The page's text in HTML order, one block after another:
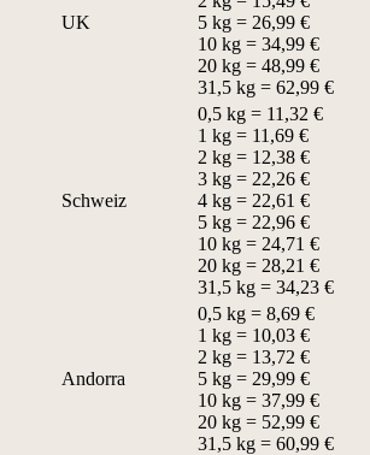
UK
5 kg = 26,99 €
10 kg = 34,99 €
20 kg = 48,99 €
31,5 kg = 62,99 €
Schweiz
0,5 kg = 11,32 €
1 kg = 11,69 €
2 kg = 12,38 €
3 kg = 22,26 €
4 kg = 22,61 €
5 kg = 22,96 €
10 kg = 24,71 €
20 kg = 28,21 €
31,5 kg = 34,23 €
Andorra
0,5 kg = 8,69 €
1 kg = 10,03 €
2 kg = 13,72 €
5 kg = 29,99 €
10 kg = 37,99 €
20 kg = 52,99 €
31,5 kg = 60,99 €